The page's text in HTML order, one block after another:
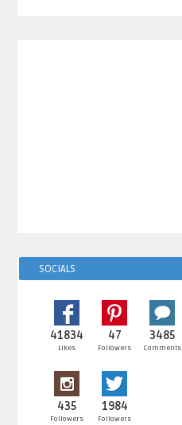
SOCIALS
41834
Likes
47
Followers
3485
Comments
435
Followers
1984
Followers